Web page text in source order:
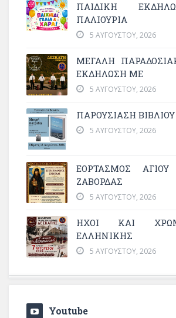
ΠΑΙΔΙΚΗ
ΠΑΛΙΟΥΡΙΑ
5 ΑΥΓΟΎΣΤΟΥ, 2026
ΜΕΓΆΛΗ
ΕΚΔΉΛΩΣΗ ΜΕ
5 ΑΥΓΟΎΣΤΟΥ, 2026
ΠΑΡΟΥΣΙΑΣΗ ΒΙΒΛΙΟΥ
5 ΑΥΓΟΎΣΤΟΥ, 2026
ΕΟΡΤΑΣΜΟΣ
ΖΑΒΟΡΔΑΣ
5 ΑΥΓΟΎΣΤΟΥ, 2026
ΗΧΟΙ ΚΑΙ
ΕΛΛΗΝΙΚΗΣ
5 ΑΥΓΟΎΣΤΟΥ, 2026
Youtube